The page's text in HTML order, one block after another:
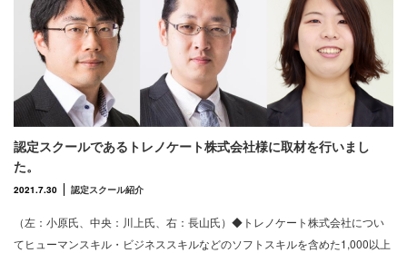
認定スクールであるトレノケート株式会社様に取材を行いまし
た。
2021.7.30 認定スクール紹介
（左：小原氏、中央：川上氏、右：長山氏）◆トレノケート株式会社につい
てヒューマンスキル・ビジネススキルなどのソフトスキルを含めた1,000以上